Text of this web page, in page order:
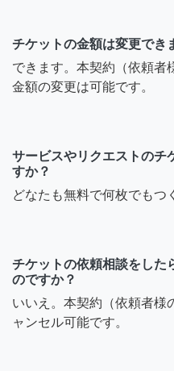
チケットの金額は変更でき
できます。本契約（依頼者
金額の変更は可能です。
サービスやリクエストのチ
すか？
どなたも無料で何枚でもつ
チケットの依頼相談をした
のですか？
いいえ。本契約（依頼者様
ャンセル可能です。